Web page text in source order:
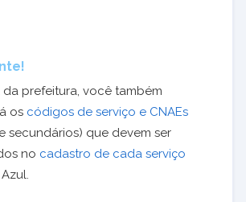
prefeitura, você também
os códigos de serviço e CNAEs
secundários) que devem ser
no cadastro de cada serviço